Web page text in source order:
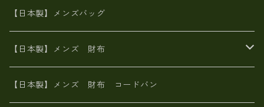
メタリック
革友禅染め
ヌメ革
革友禅染め
財布ショルダー
ヌメ革
がま口財布
革友禅染め
火山灰染め
財布・小物
【日本製】メンズバッグ
【日本製】メンズ 財布
象革エレファント【日本製】メンズ 財布
【日本製】メンズ 財布 コードバン